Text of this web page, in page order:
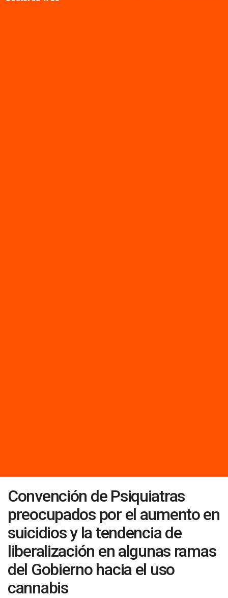
Convención de Psiquiatras
preocupados por el aumento en
suicidios y la tendencia de
liberalización en algunas ramas
del Gobierno hacia el uso
cannabis